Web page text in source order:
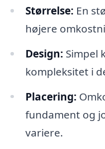
Størrelse: En
højere
Design: Simpel
kompleksitet i
Placering:
fundament og
variere.